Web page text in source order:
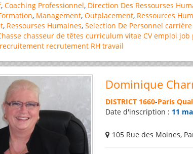
, Coaching Professionnel, Direction Des Ressourses
, Management, Outplacement, Ressources
, Ressourses Humaines, Selection De Personnel
chasseur de têtes curriculum vitae CV emploi job
recruitement recrutement RH travail
Dominique
DISTRICT 1660-Paris
Date d'inscription : 11
105 Rue des Moines,